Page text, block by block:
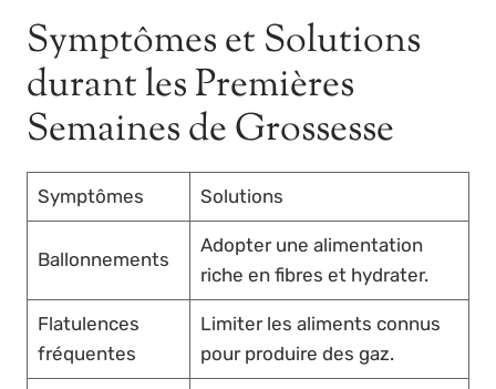
Symptômes et Solutions
durant les Premières
Semaines de Grossesse
Symptômes Solutions
Ballonnements
Adopter une alimentation
riche en fibres et hydrater.
Flatulences
fréquentes
Limiter les aliments connus
pour produire des gaz.